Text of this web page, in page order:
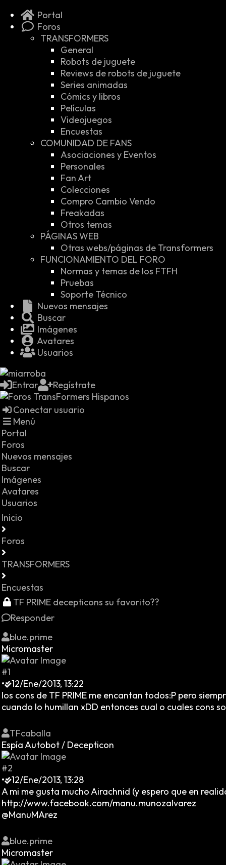
Portal
Foros
TRANSFORMERS
General
Robots de juguete
Reviews de robots de juguete
Series animadas
Cómics y libros
Películas
Videojuegos
Encuestas
COMUNIDAD DE FANS
Asociaciones y Eventos
Personales
Fan Art
Colecciones
Compro Cambio Vendo
Freakadas
Otros temas
PÁGINAS WEB
Otras webs/páginas de Transformers
FUNCIONAMIENTO DEL FORO
Normas y temas de los FTFH
Pruebas
Soporte Técnico
Nuevos mensajes
Buscar
Imágenes
Avatares
Usuarios
Entrar Regístrate
Conectar usuario
Menú
Portal
Foros
Nuevos mensajes
Buscar
Imágenes
Avatares
Usuarios
Inicio
Foros
TRANSFORMERS
Encuestas
TF PRIME decepticons su favorito??
Responder
blue.prime
Micromaster
#1
•
12/Ene/2013, 13:22
los cons de TF PRIME me encantan todos:P pero
cuando lo humillan xDD entonces cual o cuales cons
TFcaballa
Espía Autobot / Decepticon
#2
•
12/Ene/2013, 13:28
A mi me gusta mucho Airachnid (y espero que en
http://www.facebook.com/manu.munozalvarez
@ManuMArez
blue.prime
Micromaster